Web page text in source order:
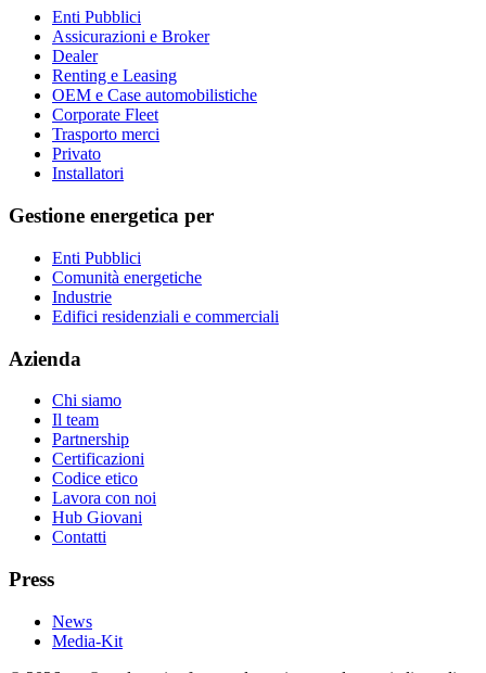
Enti Pubblici
Assicurazioni e Broker
Dealer
Renting e Leasing
OEM e Case automobilistiche
Corporate Fleet
Trasporto merci
Privato
Installatori
Gestione energetica per
Enti Pubblici
Comunità energetiche
Industrie
Edifici residenziali e commerciali
Azienda
Chi siamo
Il team
Partnership
Certificazioni
Codice etico
Lavora con noi
Hub Giovani
Contatti
Press
News
Media-Kit